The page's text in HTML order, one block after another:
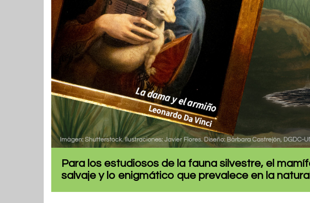
Para los estudiosos de la fauna silvestre, el
salvaje y lo enigmático que prevalece en la